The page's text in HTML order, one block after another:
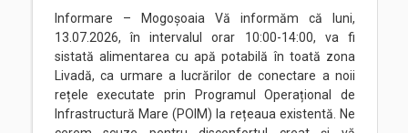
Informare – Mogoșoaia Vă informăm că luni,
13.07.2026, în intervalul orar 10:00-14:00, va fi
sistată alimentarea cu apă potabilă în toată zona
Livadă, ca urmare a lucrărilor de conectare a noii
rețele executate prin Programul Operațional de
Infrastructură Mare (POIM) la rețeaua existentă. Ne